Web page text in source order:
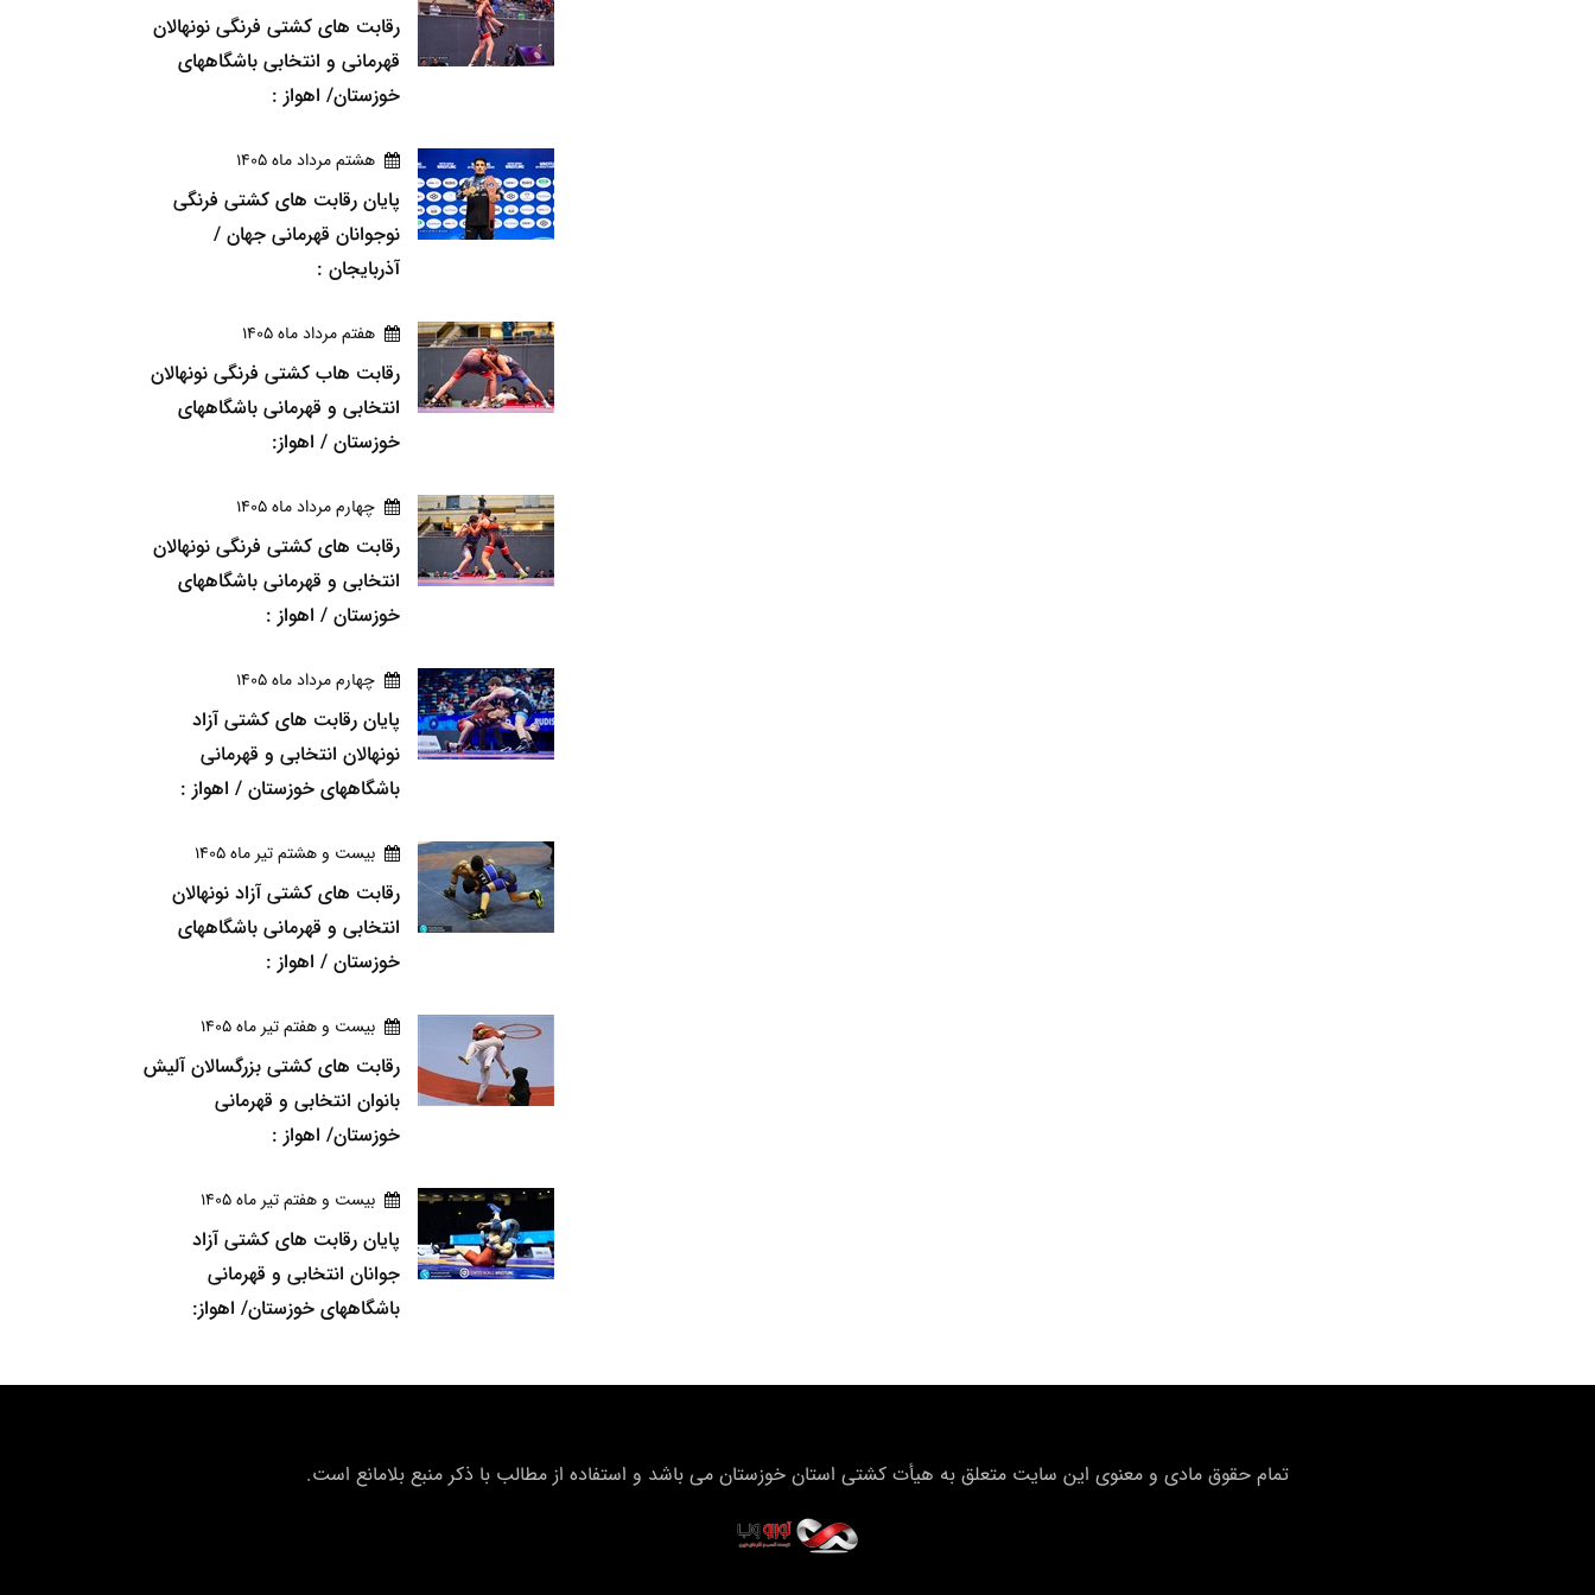
رقابت های کشتی فرنگی نونهالان
قهرمانی و انتخابی باشگاههای
خوزستان/ اهواز :
هشتم مرداد ماه 1405
پایان رقابت های کشتی فرنگی
نوجوانان قهرمانی جهان /
آذربایجان :
هفتم مرداد ماه 1405
رقابت هاب کشتی فرنگی نونهالان
انتخابی و قهرمانی باشگاههای
خوزستان / اهواز:
چهارم مرداد ماه 1405
رقابت های کشتی فرنگی نونهالان
انتخابی و قهرمانی باشگاههای
خوزستان / اهواز :
چهارم مرداد ماه 1405
پایان رقابت های کشتی آزاد
نونهالان انتخابی و قهرمانی
باشگاههای خوزستان / اهواز :
بيست و هشتم تير ماه 1405
رقابت های کشتی آزاد نونهالان
انتخابی و قهرمانی باشگاههای
خوزستان / اهواز :
بيست و هفتم تير ماه 1405
رقابت های کشتی بزرگسالان آلیش
بانوان انتخابی و قهرمانی
خوزستان/ اهواز :
بيست و هفتم تير ماه 1405
پایان رقابت های کشتی آزاد
جوانان انتخابی و قهرمانی
باشگاههای خوزستان/ اهواز:
تمام حقوق مادی و معنوی این سایت متعلق به هیأت كشتی استان خوزستان می باشد و استفاده از مطالب با ذکر منبع بلامانع است.